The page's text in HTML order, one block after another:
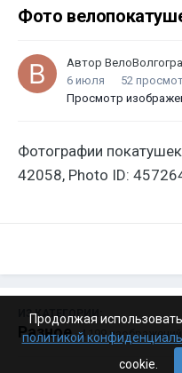
Фото
Автор
6 июля
52
Просмотр
Фотографии
42058, Photo ID:
ИЗ КАТЕГОРИИ:
Разное · 4 199 изображений
Продолжая
политикой
cookie.